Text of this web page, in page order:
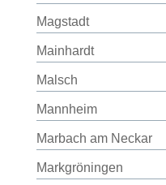
Magstadt
Mainhardt
Malsch
Mannheim
Marbach am Neckar
Markgröningen